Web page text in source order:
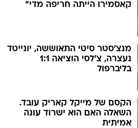
קאסמירו הייתה חריפה מדי"
מנצ'סטר סיטי התאוששה, יונייטד
נעצרה, צ'לסי הוציאה 1:1
בליברפול
הקסם של מייקל קאריק עובד.
השאלה האם הוא ישרוד עונה
אמיתית